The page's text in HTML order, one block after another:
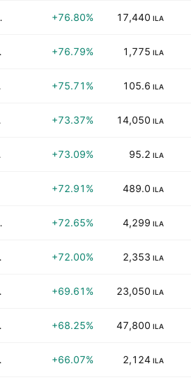
Ltd. +76.80% 17,440 ILA
Ltd. +76.79% 1,775 ILA
+75.71% 105.6 ILA
+73.37% 14,050 ILA
Ltd. +73.09% 95.2 ILA
+72.91% 489.0 ILA
Ltd +72.65% 4,299 ILA
+72.00% 2,353 ILA
Ltd. +69.61% 23,050 ILA
Ltd. +68.25% 47,800 ILA
Ltd. +66.07% 2,124 ILA